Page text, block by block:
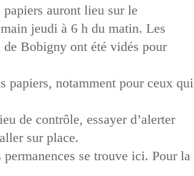
auront lieu sur le
jeudi à 6 h du matin. Les
Bobigny ont été vidés pour
papiers, notamment pour ceux qui
de contrôle, essayer d’alerter
sur place.
se trouve ici. Pour la